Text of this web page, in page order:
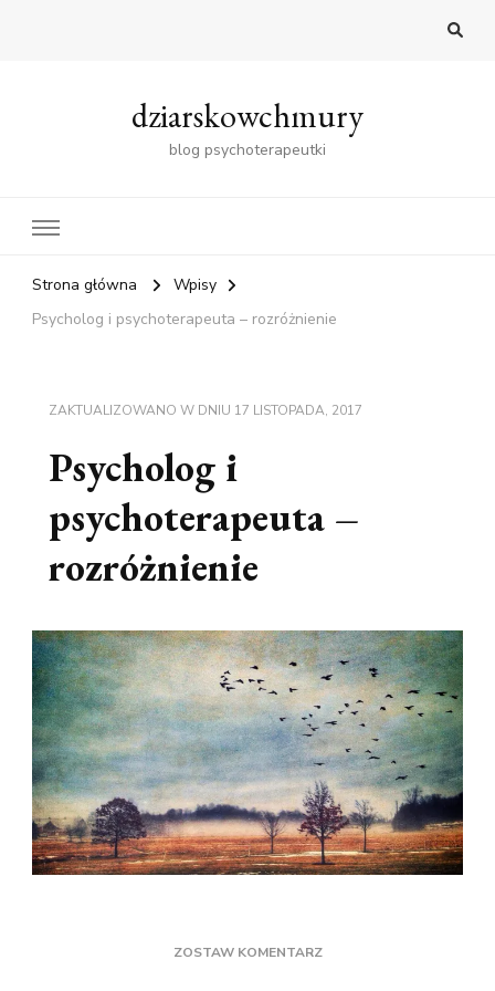
dziarskowchmury
blog psychoterapeutki
Strona główna
Wpisy
Psycholog i psychoterapeuta – rozróżnienie
ZAKTUALIZOWANO W DNIU 17 LISTOPADA, 2017
Psycholog i
psychoterapeuta –
rozróżnienie
ZOSTAW KOMENTARZDO